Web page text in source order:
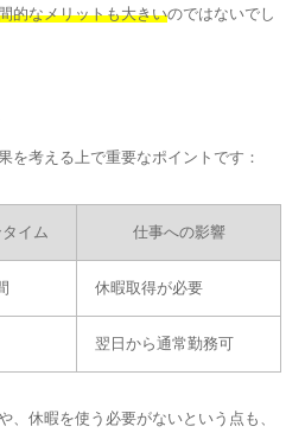
的なメリットも大きいのではないでし
を考える上で重要なポイントです：
イム 仕事への影響
休暇取得が必要
翌日から通常勤務可
、休暇を使う必要がないという点も、